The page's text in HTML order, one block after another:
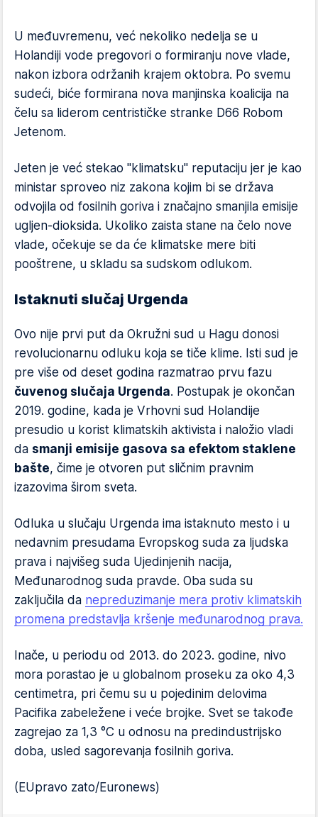
U međuvremenu, već nekoliko nedelja se u
Holandiji vode pregovori o formiranju nove vlade,
nakon izbora održanih krajem oktobra. Po svemu
sudeći, biće formirana nova manjinska koalicija na
čelu sa liderom centrističke stranke D66 Robom
Jetenom.
Jeten je već stekao "klimatsku" reputaciju jer je kao
ministar sproveo niz zakona kojim bi se država
odvojila od fosilnih goriva i značajno smanjila emisije
ugljen-dioksida. Ukoliko zaista stane na čelo nove
vlade, očekuje se da će klimatske mere biti
pooštrene, u skladu sa sudskom odlukom.
Istaknuti slučaj Urgenda
Ovo nije prvi put da Okružni sud u Hagu donosi
revolucionarnu odluku koja se tiče klime. Isti sud je
pre više od deset godina razmatrao prvu fazu
čuvenog slučaja Urgenda. Postupak je okončan
2019. godine, kada je Vrhovni sud Holandije
presudio u korist klimatskih aktivista i naložio vladi
da smanji emisije gasova sa efektom staklene
bašte, čime je otvoren put sličnim pravnim
izazovima širom sveta.
Odluka u slučaju Urgenda ima istaknuto mesto i u
nedavnim presudama Evropskog suda za ljudska
prava i najvišeg suda Ujedinjenih nacija,
Međunarodnog suda pravde. Oba suda su
zaključila da nepreduzimanje mera protiv klimatskih
promena predstavlja kršenje međunarodnog prava.
Inače, u periodu od 2013. do 2023. godine, nivo
mora porastao je u globalnom proseku za oko 4,3
centimetra, pri čemu su u pojedinim delovima
Pacifika zabeležene i veće brojke. Svet se takođe
zagrejao za 1,3 °C u odnosu na predindustrijsko
doba, usled sagorevanja fosilnih goriva.
(EUpravo zato/Euronews)